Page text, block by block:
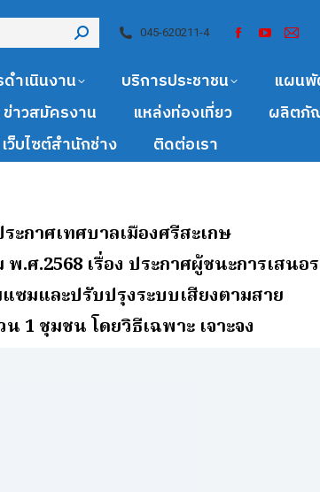
045-620211-4
ำเนินงาน บริการประชาชน
แผน
ข่าวสมัครงาน แหล่งท่องเที่ยว ผลิตภั
เว็บไซต์สำนักช่าง ติดต่อเรา
ะกาศเทศบาลเมืองศรีสะเกษ
พ.ศ.2568 เรื่อง ประกาศผู้ชนะการเสนอ
ซมและปรับปรุงระบบเสียงตามสาย
น 1 ชุมชน โดยวิธีเฉพาะ เจาะจง